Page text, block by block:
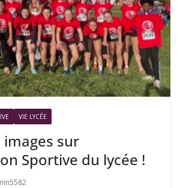
VIE LYCÉE
sur
Sportive du lycée !